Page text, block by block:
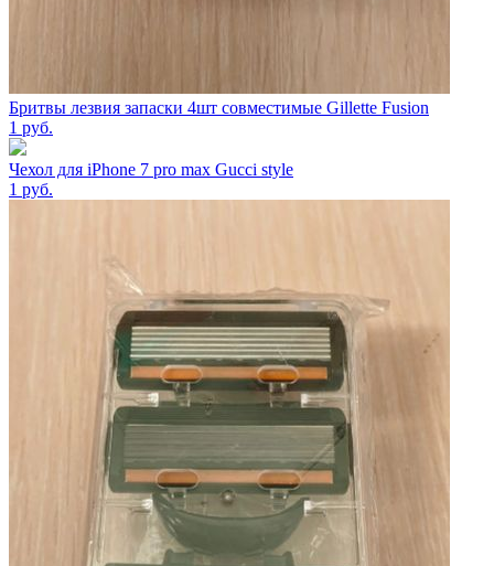
Бритвы лезвия запаски 4шт совместимые Gillette Fusion
1 руб.
Чехол для iPhone 7 pro max Gucci style
1 руб.